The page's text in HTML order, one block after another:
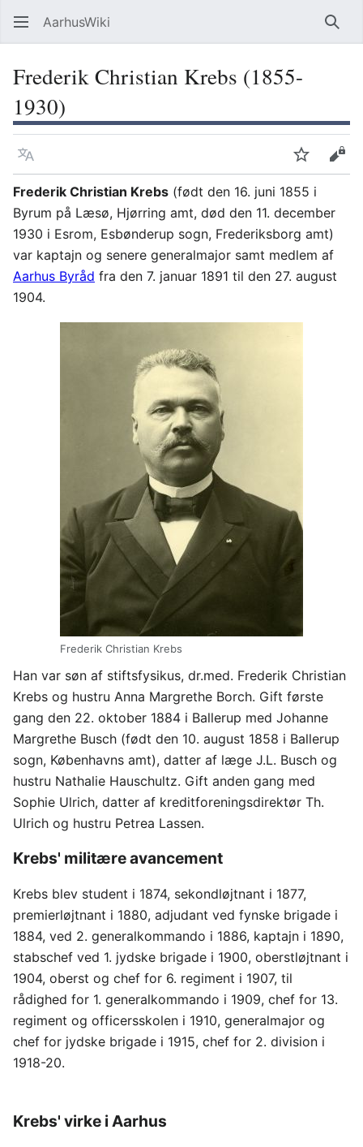
AarhusWiki Søg
Frederik Christian Krebs (1855-
1930)
Sprog OvervågVis
Frederik Christian Krebs (født den 16. juni 1855 i
Byrum på Læsø, Hjørring amt, død den 11. december
1930 i Esrom, Esbønderup sogn, Frederiksborg amt)
var kaptajn og senere generalmajor samt medlem af
Aarhus Byråd fra den 7. januar 1891 til den 27. august
1904.
Frederik Christian Krebs
Han var søn af stiftsfysikus, dr.med. Frederik Christian
Krebs og hustru Anna Margrethe Borch. Gift første
gang den 22. oktober 1884 i Ballerup med Johanne
Margrethe Busch (født den 10. august 1858 i Ballerup
sogn, Københavns amt), datter af læge J.L. Busch og
hustru Nathalie Hauschultz. Gift anden gang med
Sophie Ulrich, datter af kreditforeningsdirektør Th.
Ulrich og hustru Petrea Lassen.
Krebs' militære avancement
Krebs blev student i 1874, sekondløjtnant i 1877,
premierløjtnant i 1880, adjudant ved fynske brigade i
1884, ved 2. generalkommando i 1886, kaptajn i 1890,
stabschef ved 1. jydske brigade i 1900, oberstløjtnant i
1904, oberst og chef for 6. regiment i 1907, til
rådighed for 1. generalkommando i 1909, chef for 13.
regiment og officersskolen i 1910, generalmajor og
chef for jydske brigade i 1915, chef for 2. division i
1918-20.
Krebs' virke i Aarhus